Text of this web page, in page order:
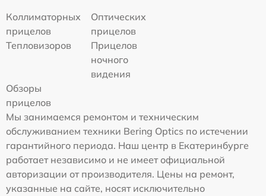
Коллиматорных
прицелов
Оптических
прицелов
Тепловизоров
Прицелов
ночного
видения
Обзоры
прицелов
Мы занимаемся ремонтом и техническим
обслуживанием техники Bering Optics по истечении
гарантийного периода. Наш центр в Екатеринбурге
работает независимо и не имеет официальной
авторизации от производителя. Цены на ремонт,
указанные на сайте, носят исключительно